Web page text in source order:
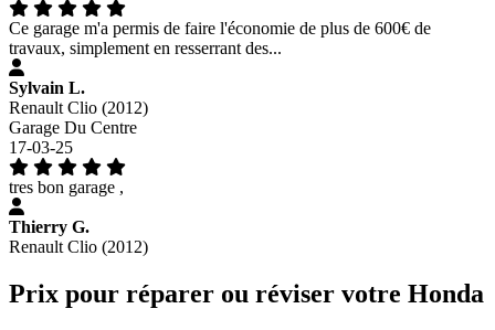
Ce garage m'a permis de faire l'économie de plus de 600€ de
travaux, simplement en resserrant des...
Sylvain L.
Renault Clio (2012)
Garage Du Centre
17-03-25
tres bon garage ,
Thierry G.
Renault Clio (2012)
Prix pour réparer ou réviser votre Honda